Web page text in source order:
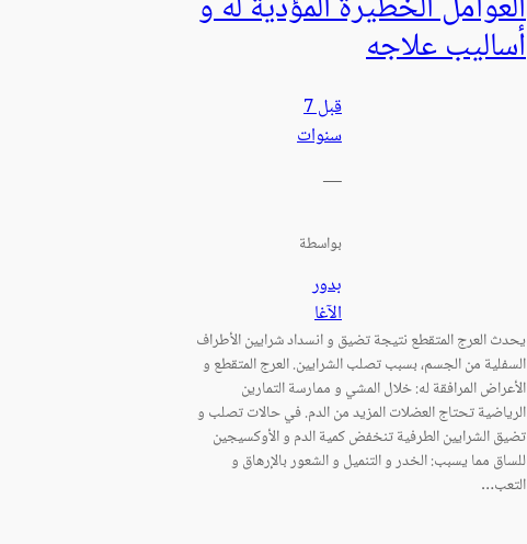
أساليب علاجه
قبل 7
سنوات
—
بواسطة
بدور
الآغا
يحدث العرج المتقطع نتيجة تضيق و انسداد شرايين الأطراف
السفلية من الجسم، بسبب تصلب الشرايين. العرج المتقطع و
الأعراض المرافقة له: خلال المشي و ممارسة التمارين
الرياضية تحتاج العضلات المزيد من الدم. في حالات تصلب و
تضيق الشرايين الطرفية تنخفض كمية الدم و الأوكسيجين
للساق مما يسبب: الخدر و التنميل و الشعور بالإرهاق و
التعب…